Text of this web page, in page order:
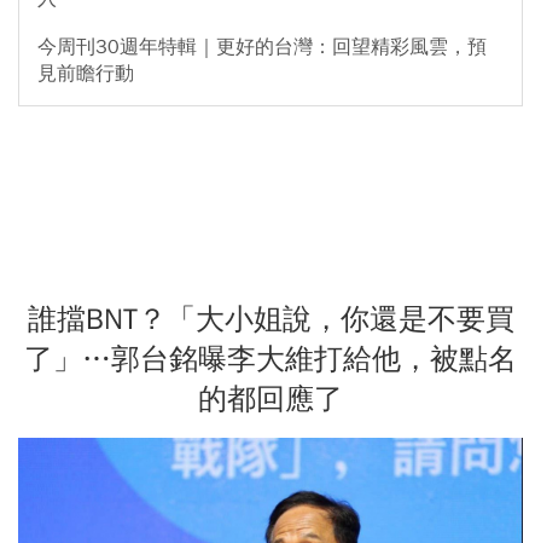
今周刊30週年特輯｜更好的台灣：回望精彩風雲，預
見前瞻行動
誰擋BNT？「大小姐說，你還是不要買
了」…郭台銘曝李大維打給他，被點名
的都回應了